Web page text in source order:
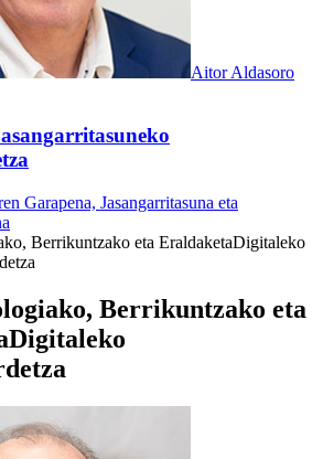
Aitor Aldasoro
Garapena, Jasangarritasuna eta
Berrikuntzako eta EraldaketaDigitaleko
Berrikuntzako eta